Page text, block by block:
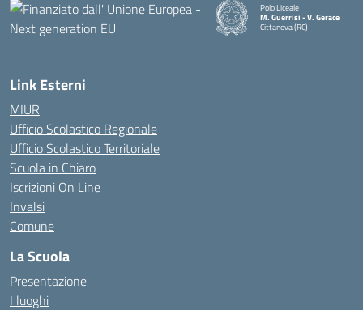
Polo Liceale
M. Guerrisi - V. Gerace
Cittanova (RC)
Link Esterni
MIUR
Ufficio Scolastico Regionale
Ufficio Scolastico Territoriale
Scuola in Chiaro
Iscrizioni On Line
Invalsi
Comune
La Scuola
Presentazione
I luoghi